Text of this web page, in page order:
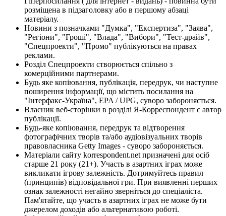
розміщена в підзаголовку або в першому абзаці
матеріалу.
Новини з позначками "Думка", "Експертиза", "Заява",
"Регіони", "Гроші", "Влада", "Вибори", "Тест-драйв",
"Спецпроекти", "Промо" публікуються на правах
реклами.
Розділ Спецпроекти створюється спільно з
комерційними партнерами.
Будь яке копіювання, публікація, передрук, чи наступне
поширення інформації, що містить посилання на
"Інтерфакс-Україна", EPA / UPG, суворо забороняється.
Власник веб-сторінки в розділі Я-Корреспондент є автор
публікації.
Будь-яке копіювання, передрук та відтворення
фотографічних творів та/або аудіовізуальних творів
правовласника Getty Images - суворо забороняється.
Матеріали сайту korrespondent.net призначені для осіб
старше 21 року (21+). Участь в азартних іграх може
викликати ігрову залежність. Дотримуйтесь правил
(принципів) відповідальної гри. При виявленні перших
ознак залежності негайно зверніться до спеціаліста.
Пам'ятайте, що участь в азартних іграх не може бути
джерелом доходів або альтернативою роботі.